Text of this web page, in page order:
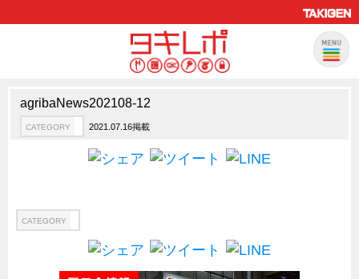
CATEGORY
新製品ロケットニュース
ピックアップ製品
How to 動画
ハイセキュリティ錠前TAKシリーズ
staffシリーズ
agribaNews202108-12
CATEGORY 2021.07.16掲載
CATEGORY